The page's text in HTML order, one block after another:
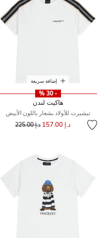
إضافة سريعة
- 30 %
هاكيت لندن
تيشيرت للأولاد بشعار باللون الأبيض
د.إ 157.00 سعر مخفض مند.إ 225.00